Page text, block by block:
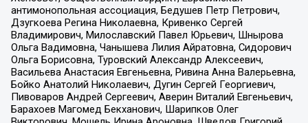
антимонопольная ассоциация, Бедушев Петр Петрович,
Дзугкоева Регина Николаевна, Кривенко Сергей
Владимирович, Милославский Павел Юрьевич, Шнырова
Ольга Вадимовна, Чанышева Лилия Айратовна, Сидорович
Ольга Борисовна, Туровский Александр Алексеевич,
Васильева Анастасия Евгеньевна, Ривина Анна Валерьевна,
Бойко Анатолий Николаевич, Дугин Сергей Георгиевич,
Пивоваров Андрей Сергеевич, Аверин Виталий Евгеньевич,
Барахоев Магомед Бекханович, Шарипков Олег